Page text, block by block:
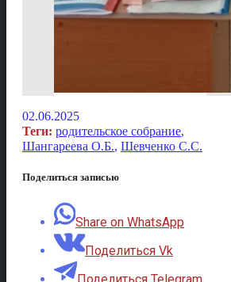
02.06.2025
Теги: родительское собрание,
Шангареева О.Б., Шевченко С.С.
Поделиться записью
Share on WhatsApp
Поделиться Vk